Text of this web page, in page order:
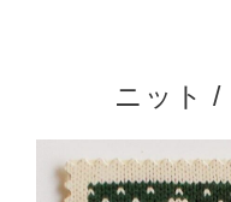
ニット /